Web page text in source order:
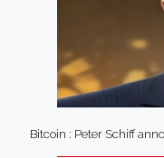
Bitcoin : Peter Schiff